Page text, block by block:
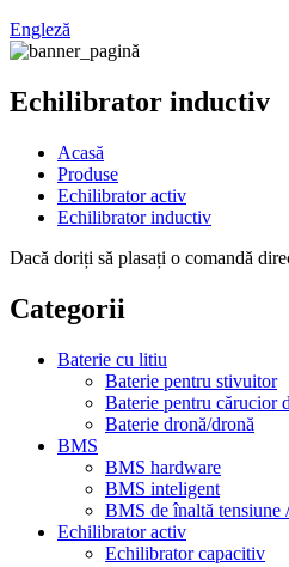
Engleză
Echilibrator inductiv
Acasă
Produse
Echilibrator activ
Echilibrator inductiv
Dacă doriți să plasați o comandă
Categorii
Baterie cu litiu
Baterie pentru stivuitor
Baterie pentru cărucior
Baterie dronă/dronă
BMS
BMS hardware
BMS inteligent
BMS de înaltă tensiune
Echilibrator activ
Echilibrator capacitiv